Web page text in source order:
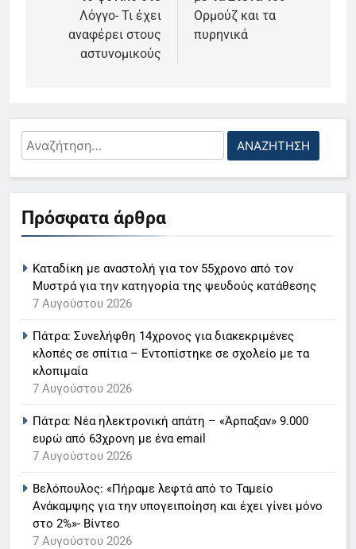
Λόγγο- Τι έχει
αναφέρει στους
αστυνομικούς
Ορμούζ και τα
πυρηνικά
Αναζήτηση
για:
Πρόσφατα άρθρα
Καταδίκη με αναστολή για τον 55χρονο από τον
Μυστρά για την κατηγορία της ψευδούς κατάθεσης
7 Αυγούστου 2026
Πάτρα: Συνελήφθη 14χρονος για διακεκριμένες
κλοπές σε σπίτια – Εντοπίστηκε σε σχολείο με τα
κλοπιμαία
7 Αυγούστου 2026
Πάτρα: Νέα ηλεκτρονική απάτη – «Άρπαξαν» 9.000
ευρώ από 63χρονη με ένα email
7 Αυγούστου 2026
Βελόπουλος: «Πήραμε λεφτά από το Ταμείο
Ανάκαμψης για την υπογειποίηση και έχει γίνει μόνο
στο 2%»- Βίντεο
7 Αυγούστου 2026
5
Ο Παναγιώτης Στάθης στο
ειδήσεων της ΕΡΤ
LIFESTYLE-MEDIA
Στον ΑΝΤ1 η Σία Κοσιώνη- Η
ανακοίνωση του σταθμού
7
Τέλος από τον ΑΝΤ1 ο
LIFESTYLE-MEDIA
8